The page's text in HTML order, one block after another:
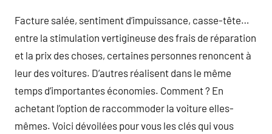
Facture salée, sentiment d’impuissance, casse-tête…
entre la stimulation vertigineuse des frais de réparation
et la prix des choses, certaines personnes renoncent à
leur des voitures. D’autres réalisent dans le même
temps d’importantes économies. Comment ? En
achetant l’option de raccommoder la voiture elles-
mêmes. Voici dévoilées pour vous les clés qui vous